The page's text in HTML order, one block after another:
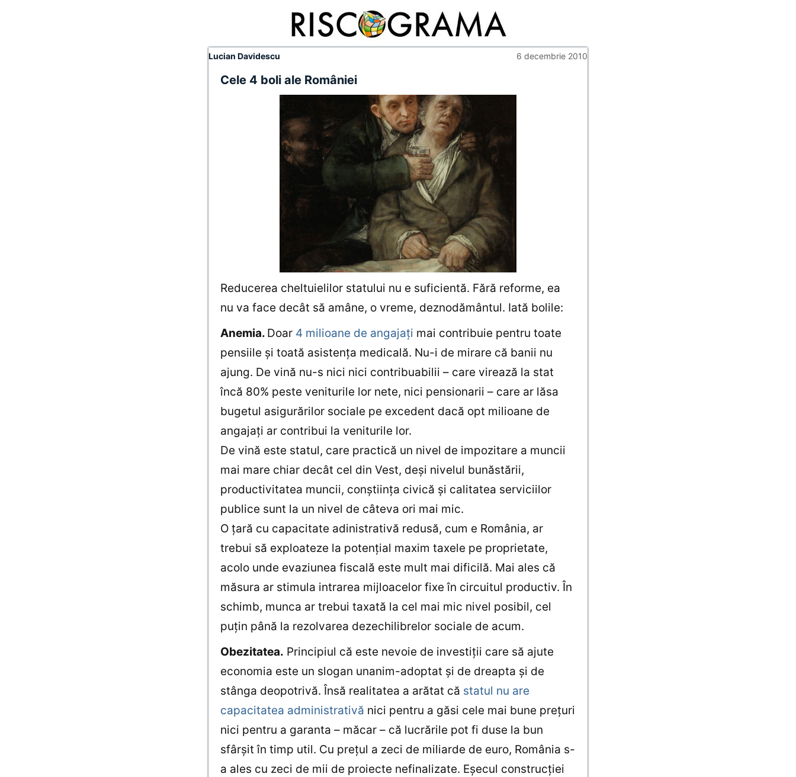
Lucian Davidescu 6 decembrie 2010
Cele 4 boli ale României
Reducerea cheltuielilor statului nu e suficientă. Fără reforme, ea
nu va face decât să amâne, o vreme, deznodământul. Iată bolile:
Anemia. Doar 4 milioane de angajaţi mai contribuie pentru toate
pensiile şi toată asistenţa medicală. Nu-i de mirare că banii nu
ajung. De vină nu-s nici nici contribuabilii – care virează la stat
încă 80% peste veniturile lor nete, nici pensionarii – care ar lăsa
bugetul asigurărilor sociale pe excedent dacă opt milioane de
angajaţi ar contribui la veniturile lor.
De vină este statul, care practică un nivel de impozitare a muncii
mai mare chiar decât cel din Vest, deşi nivelul bunăstării,
productivitatea muncii, conştiinţa civică şi calitatea serviciilor
publice sunt la un nivel de câteva ori mai mic.
O ţară cu capacitate adinistrativă redusă, cum e România, ar
trebui să exploateze la potenţial maxim taxele pe proprietate,
acolo unde evaziunea fiscală este mult mai dificilă. Mai ales că
măsura ar stimula intrarea mijloacelor fixe în circuitul productiv. În
schimb, munca ar trebui taxată la cel mai mic nivel posibil, cel
puţin până la rezolvarea dezechilibrelor sociale de acum.
Obezitatea. Principiul că este nevoie de investiţii care să ajute
economia este un slogan unanim-adoptat şi de dreapta şi de
stânga deopotrivă. Însă realitatea a arătat că statul nu are
capacitatea administrativă nici pentru a găsi cele mai bune preţuri
nici pentru a garanta – măcar – că lucrările pot fi duse la bun
sfârşit în timp util. Cu preţul a zeci de miliarde de euro, România s-
a ales cu zeci de mii de proiecte nefinalizate. Eşecul construcţiei